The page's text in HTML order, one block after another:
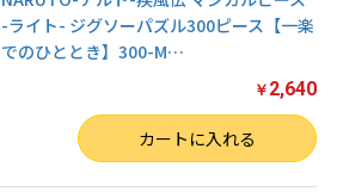
-ライト- ジグソーパズル300ピース【一楽
でのひととき】300-M…
￥ 2,640
カートに入れる